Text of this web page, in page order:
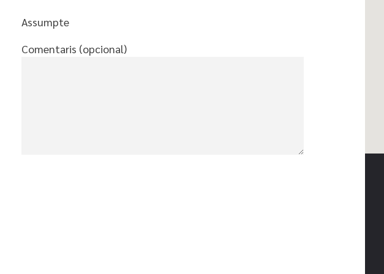
Assumpte
Comentaris (opcional)